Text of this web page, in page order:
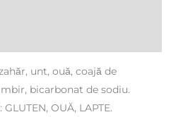
unt, ouă, coajă de
bicarbonat de sodiu.
OUĂ, LAPTE.